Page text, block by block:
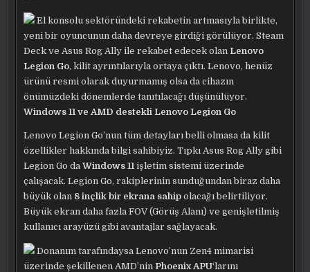
El konsolu sektöründeki rekabetin artmasıyla birlikte,
yeni bir oyuncunun daha devreye girdiği görülüyor. Steam
Deck ve Asus Rog Ally ile rekabet edecek olanLenovo
Legion Go, kilit ayrıntılarıyla ortaya çıktı. Lenovo, henüz
ürünü resmi olarak duyurmamış olsa da cihazın
önümüzdeki dönemlerde tanıtılacağı düşünülüyor.
Windows 11 ve AMD destekli Lenovo Legion Go
Lenovo Legion Go’nun tüm detayları belli olmasa da kilit
özellikler hakkında bilgi sahibiyiz. Tıpkı Asus Rog Ally gibi
Legion Go daWindows 11 işletim sistemi üzerinde
çalışacak. Legion Go, rakiplerinin sunduğundan biraz daha
büyük olan 8 inçlik bir ekrana sahip olacağı belirtiliyor.
Büyük ekran daha fazla FOV (Görüş Alanı) ve genişletilmiş
kullanıcı arayüzü gibi avantajlar sağlayacak.
Donanım tarafındaysa Lenovo’nun Zen4 mimarisi
üzerinde şekillenen AMD’nin Phoenix APU‘larını